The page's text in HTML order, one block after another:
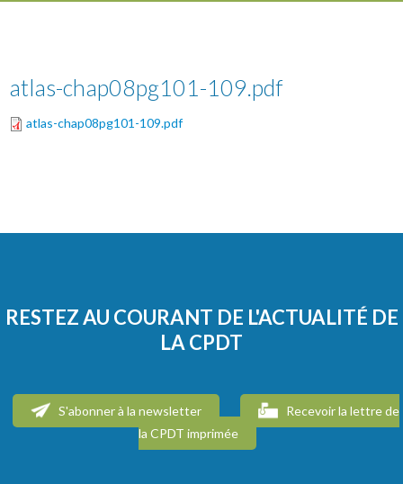
atlas-chap08pg101-109.pdf
atlas-chap08pg101-109.pdf
RESTEZ AU COURANT DE L'ACTUALITÉ DE
LA CPDT
S'abonner à la newsletter
Recevoir la lettre de
la CPDT imprimée